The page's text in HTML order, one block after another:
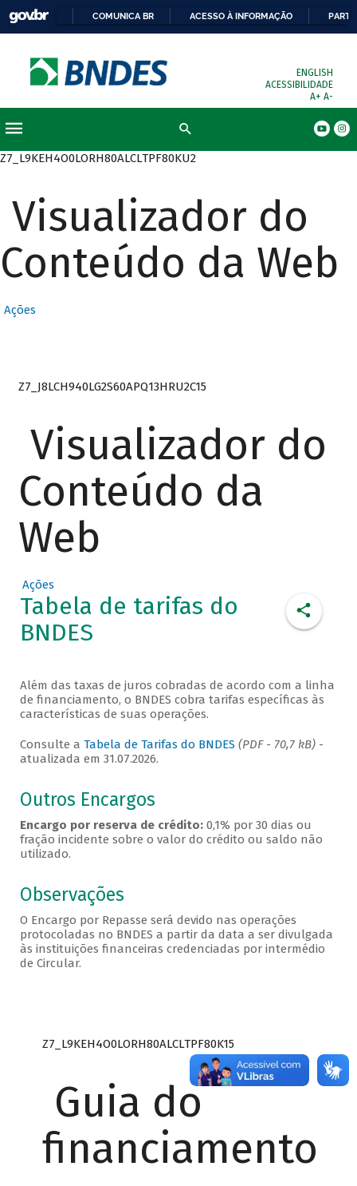
COMUNICA BR ACESSO À INFORMAÇÃO
ENGLISH
ACESSIBILIDADE
A+ A-
Z7_L9KEH4O0LORH80ALCLTPF80KU2
Visualizador do
Conteúdo da Web
Ações
Z7_J8LCH940LG2S60APQ13HRU2C15
Visualizador do
Conteúdo da
Web
Ações
Tabela de tarifas do
BNDES
Além das taxas de juros cobradas de acordo com a linha
de financiamento, o BNDES cobra tarifas específicas às
características de suas operações.
Consulte a Tabela de Tarifas do BNDES (PDF - 70,7 kB)-
atualizada em 31.07.2026.
Outros Encargos
Encargo por reserva de crédito:0,1% por 30 dias ou
fração incidente sobre o valor do crédito ou saldo não
utilizado.
Observações
O Encargo por Repasse será devido nas operações
protocoladas no BNDES a partir da data a ser divulgada
às instituições financeiras credenciadas por intermédio
de Circular.
Z7_L9KEH4O0LORH80ALCLTPF80K15
Guia do
financiamento